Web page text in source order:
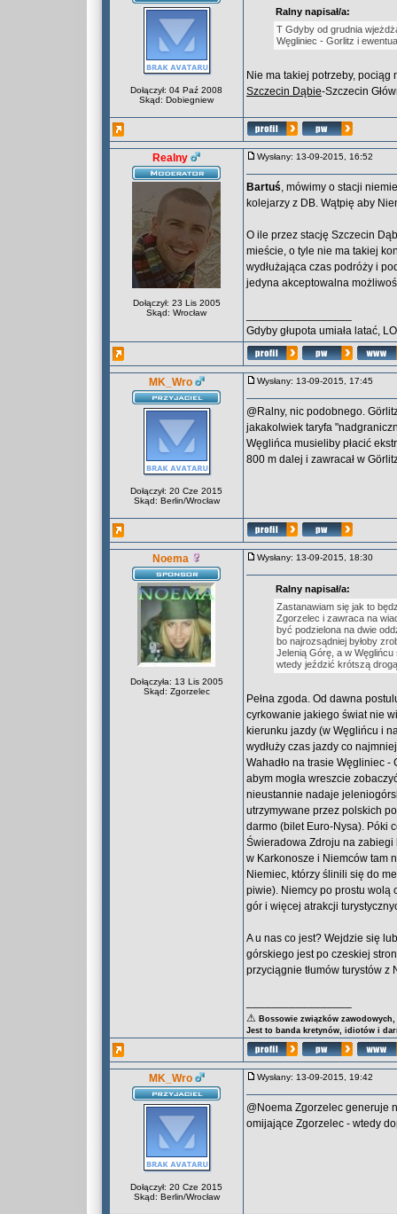
Dołączył: 04 Paź 2008
Skąd: Dobiegniew
Ralny napisał/a:
T Gdyby od grudnia
Węgliniec - Gorlitz i
Nie ma takiej potrzeby,
Szczecin Dąbie-Szczecin
Realny
Dołączył: 23 Lis 2005
Skąd: Wrocław
Wysłany: 13-09-2015, 16:52
Bartuś, mówimy o stacji
kolejarzy z DB. Wątpię aby
O ile przez stację Szczecin
mieście, o tyle nie ma takiej
wydłużająca czas podróży i
jedyna akceptowalna
Gdyby głupota umiała latać,
MK_Wro
Dołączył: 20 Cze 2015
Skąd: Berlin/Wrocław
Wysłany: 13-09-2015, 17:45
@Ralny, nic podobnego.
jakakolwiek taryfa
Węglińca musieliby płacić
800 m dalej i zawracał w
Noema
Dołączyła: 13 Lis 2005
Skąd: Zgorzelec
Wysłany: 13-09-2015, 18:30
Ralny napisał/a:
Zastanawiam się jak to
Zgorzelec i zawraca na
być podzielona na dwie
bo najrozsądniej byłoby
Jelenią Górę, a w Węglińcu
wtedy jeździć krótszą
Pełna zgoda. Od dawna
cyrkowanie jakiego świat nie
kierunku jazdy (w Węglińcu i
wydłuży czas jazdy co
Wahadło na trasie Węgliniec
abym mogła wreszcie
nieustannie nadaje
utrzymywane przez polskich
darmo (bilet Euro-Nysa). Póki
Świeradowa Zdroju na
w Karkonosze i Niemców tam
Niemiec, którzy ślinili się do
piwie). Niemcy po prostu wolą
gór i więcej atrakcji
A u nas co jest? Wejdzie się
górskiego jest po czeskiej
przyciągnie tłumów turystów z
⚠ Bossowie związków
Jest to banda kretynów, idiotów i
MK_Wro
Dołączył: 20 Cze 2015
Skąd: Berlin/Wrocław
Wysłany: 13-09-2015, 19:42
@Noema Zgorzelec generuje
omijające Zgorzelec - wtedy